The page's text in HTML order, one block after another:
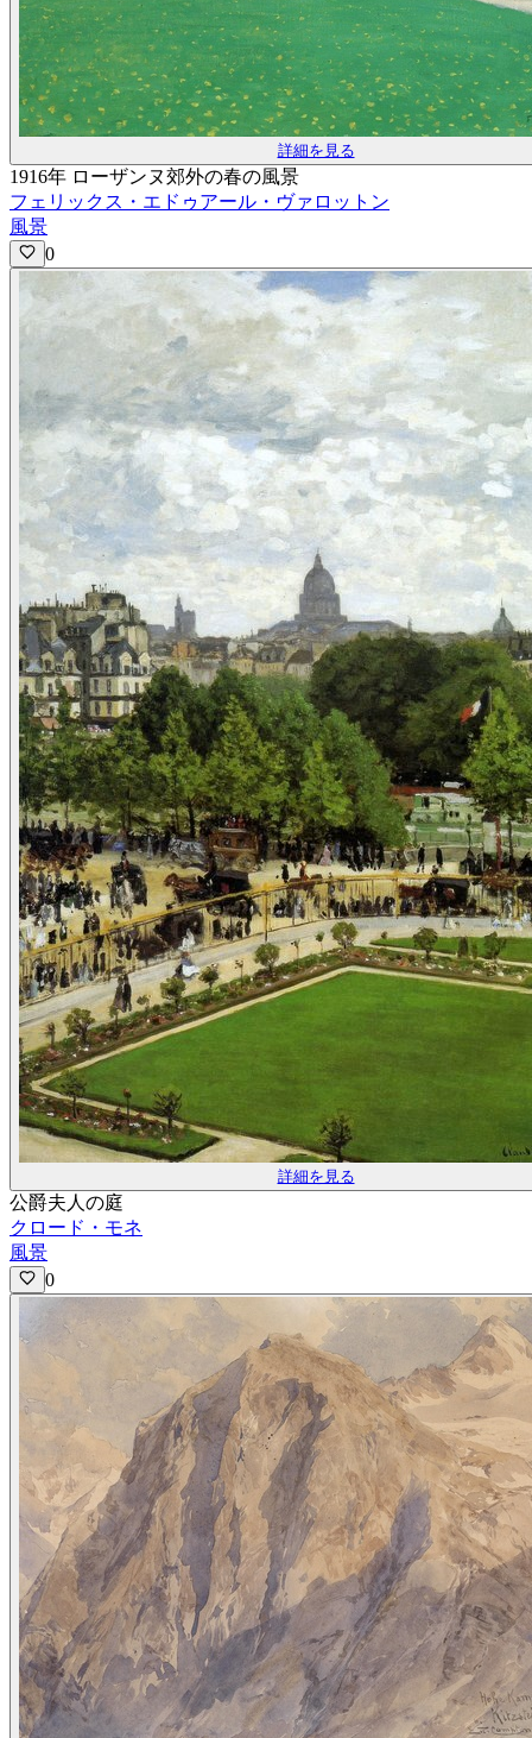
詳細を見る
1916年 ローザンヌ郊外の春の風景
フェリックス・エドゥアール・ヴァロットン
風景
0
詳細を見る
公爵夫人の庭
クロード・モネ
風景
0